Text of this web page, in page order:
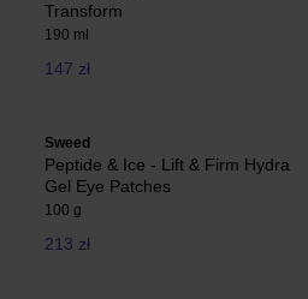
Transform
190 ml
147 zł
Sweed
Peptide & Ice - Lift & Firm Hydra
Gel Eye Patches
100 g
213 zł